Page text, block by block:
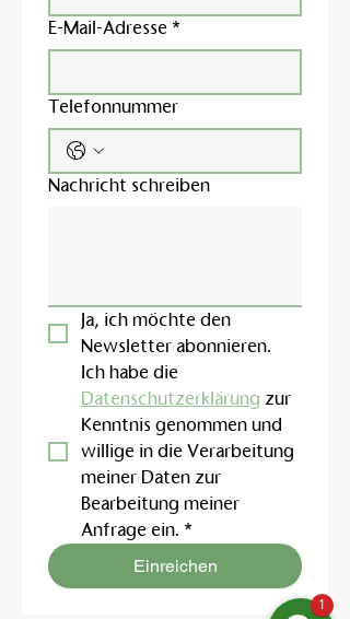
E-Mail-Adresse *
Telefonnummer
Nachricht schreiben
Ja, ich möchte den
Newsletter abonnieren.
Datenschutzerklärung zur
Kenntnis genommen und
willige in die Verarbeitung
meiner Daten zur
Bearbeitung meiner
Anfrage ein. *
Einreichen
1